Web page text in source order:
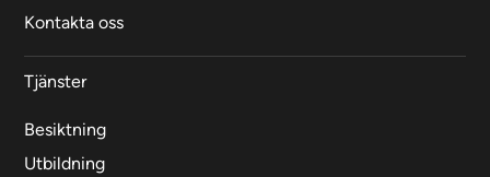
Kontakta oss
Tjänster
Besiktning
Utbildning